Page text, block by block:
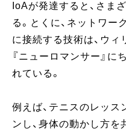
IoAが発達すると、さま
る。とくに、ネットワー
に接続する技術は、ウィ
『ニューロマンサー』に
れている。
例えば、テニスのレッス
ンし、身体の動かし方